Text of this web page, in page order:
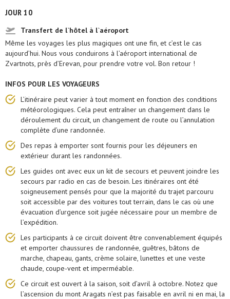
JOUR 10
Transfert de l`hôtel à l`aéroport
Même les voyages les plus magiques ont une fin, et c’est le cas
aujourd’hui. Nous vous conduirons à l’aéroport international de
Zvartnots, près d’Erevan, pour prendre votre vol. Bon retour !
INFOS POUR LES VOYAGEURS
L’itinéraire peut varier à tout moment en fonction des conditions
météorologiques. Cela peut entraîner un changement dans le
déroulement du circuit, un changement de route ou l’annulation
complète d’une randonnée.
Des repas à emporter sont fournis pour les déjeuners en
extérieur durant les randonnées.
Les guides ont avec eux un kit de secours et peuvent joindre les
secours par radio en cas de besoin. Les itinéraires ont été
soigneusement pensés pour que la majorité du trajet parcouru
soit accessible par des voitures tout terrain, dans le cas où une
évacuation d’urgence soit jugée nécessaire pour un membre de
l’expédition.
Les participants à ce circuit doivent être convenablement équipés
et emporter chaussures de randonnée, guêtres, bâtons de
marche, chapeau, gants, crème solaire, lunettes et une veste
chaude, coupe-vent et imperméable.
Ce circuit est ouvert à la saison, soit d’avril à octobre. Notez que
l’ascension du mont Aragats n’est pas faisable en avril ni en mai, la